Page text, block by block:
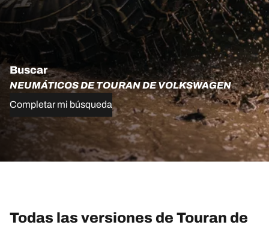
Buscar
NEUMÁTICOS DE TOURAN DE VOLKSWAGEN
Completar mi búsqueda
Todas las versiones de Touran de